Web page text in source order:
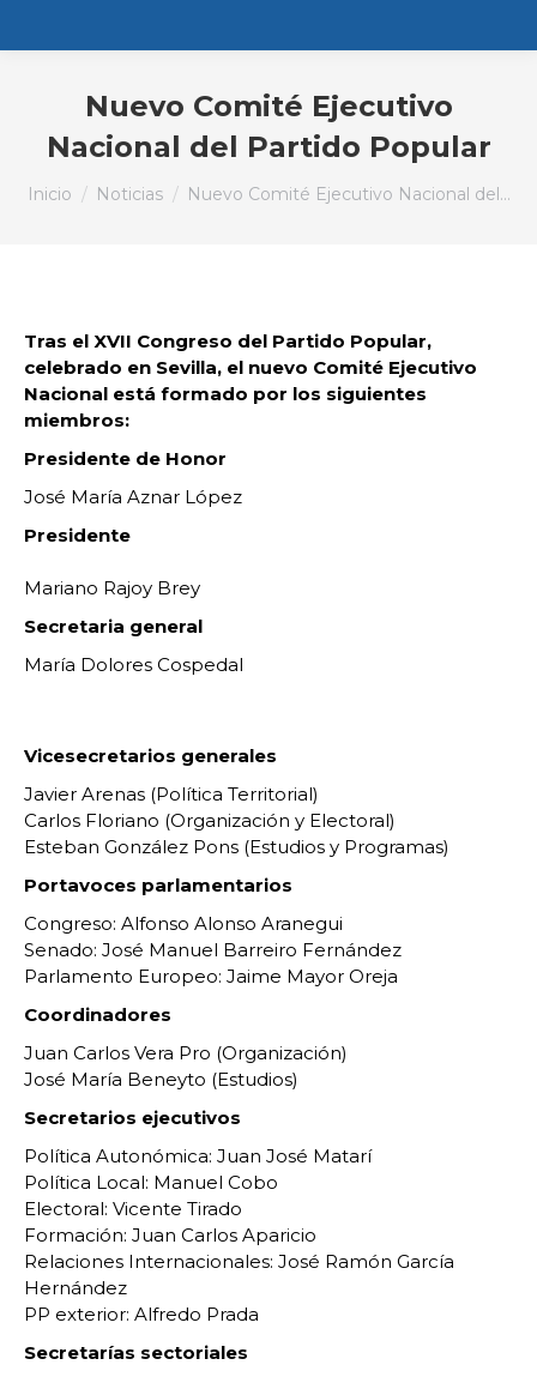
Nuevo Comité Ejecutivo
Nacional del Partido Popular
Estás aquí:
Inicio Noticias Nuevo Comité Ejecutivo Nacional del…
Tras el XVII Congreso del Partido Popular,
celebrado en Sevilla, el nuevo Comité Ejecutivo
Nacional está formado por los siguientes
miembros:
Presidente de Honor
José María Aznar López
Presidente
Mariano Rajoy Brey
Secretaria general
María Dolores Cospedal
Vicesecretarios generales
Javier Arenas (Política Territorial)
Carlos Floriano (Organización y Electoral)
Esteban González Pons (Estudios y Programas)
Portavoces parlamentarios
Congreso: Alfonso Alonso Aranegui
Senado: José Manuel Barreiro Fernández
Parlamento Europeo: Jaime Mayor Oreja
Coordinadores
Juan Carlos Vera Pro (Organización)
José María Beneyto (Estudios)
Secretarios ejecutivos
Política Autonómica: Juan José Matarí
Política Local: Manuel Cobo
Electoral: Vicente Tirado
Formación: Juan Carlos Aparicio
Relaciones Internacionales: José Ramón García
Hernández
PP exterior: Alfredo Prada
Secretarías sectoriales